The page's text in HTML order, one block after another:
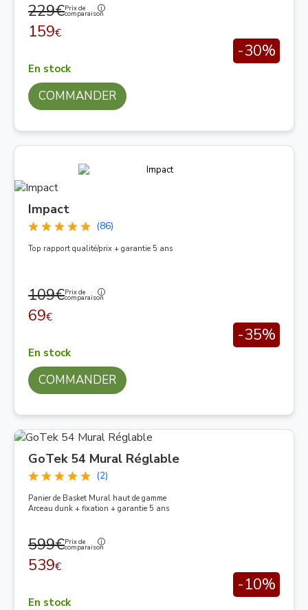
229€Prix de
comparaison
159€
-30%
En stock
COMMANDER
Impact
(86)
Top rapport qualité/prix + garantie 5 ans
109€Prix de
comparaison
69€
-35%
En stock
COMMANDER
GoTek 54 Mural Réglable
(2)
Panier de Basket Mural haut de gamme
Arceau dunk + fixation + garantie 5 ans
599€Prix de
comparaison
539€
-10%
En stock